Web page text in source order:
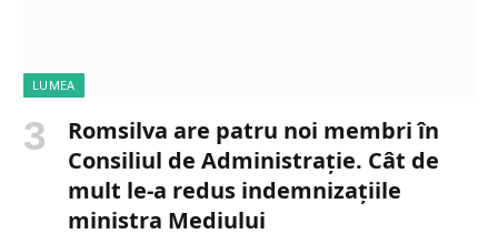
LUMEA
Romsilva are patru noi membri în
Consiliul de Administrație. Cât de
mult le-a redus indemnizațiile
ministra Mediului